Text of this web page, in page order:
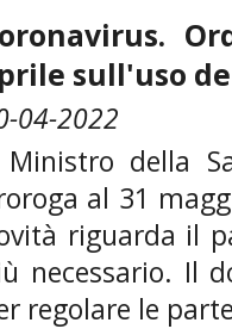
sull'uso
04-2022
della
al 31
riguarda il
necessario. Il
regolare le